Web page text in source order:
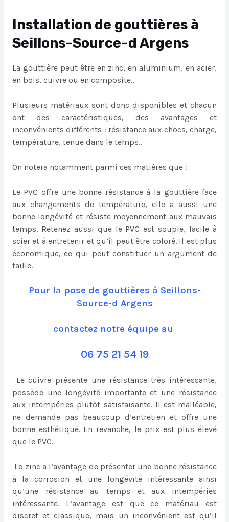
Installation de gouttières à
Seillons-Source-d Argens
La gouttière peut être en zinc, en aluminium, en acier,
en bois, cuivre ou en composite..
Plusieurs matériaux sont donc disponibles et chacun
ont des caractéristiques, des avantages et
inconvénients différents : résistance aux chocs, charge,
température, tenue dans le temps..
On notera notamment parmi ces matières que :
Le PVC offre une bonne résistance à la gouttière face
aux changements de température, elle a aussi une
bonne longévité et résiste moyennement aux mauvais
temps. Retenez aussi que le PVC est souple, facile à
scier et à entretenir et qu’il peut être coloré. Il est plus
économique, ce qui peut constituer un argument de
taille.
Pour la pose de gouttières à Seillons-
Source-d Argens
contactez notre équipe au
06 75 21 54 19
Le cuivre présente une résistance très intéressante,
possède une longévité importante et une résistance
aux intempéries plutôt satisfaisante. Il est malléable,
ne demande pas beaucoup d’entretien et offre une
bonne esthétique. En revanche, le prix est plus élevé
que le PVC.
Le zinc a l’avantage de présenter une bonne résistance
à la corrosion et une longévité intéressante ainsi
qu’une résistance au temps et aux intempéries
intéressante. L’avantage est que ce matériau est
discret et classique, mais un inconvénient est qu’il